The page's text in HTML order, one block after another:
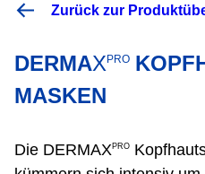
Zurück zur
DERMAXPRO
MASKEN
Die DERMAXPRO